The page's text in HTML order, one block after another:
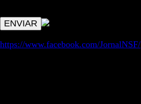
https://www.facebook.com/JornalNSF/